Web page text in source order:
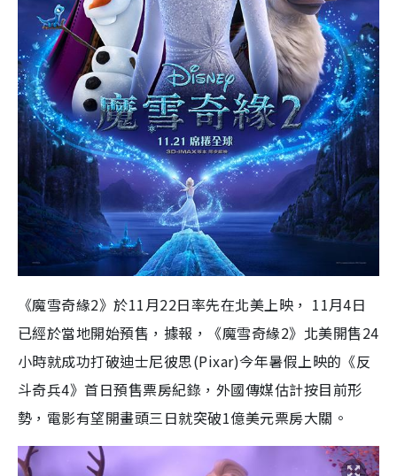
《魔雪奇緣2》於11月22日率先在北美上映， 11月4日
已經於當地開始預售，據報，《魔雪奇緣2》北美開售24
小時就成功打破迪士尼彼思(Pixar)今年暑假上映的《反
斗奇兵4》首日預售票房紀錄，外國傳媒估計按目前形
勢，電影有望開畫頭三日就突破1億美元票房大關。